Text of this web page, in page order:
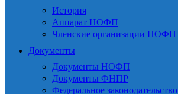
История
Аппарат НОФП
Членские организации НОФП
Документы
Документы НОФП
Документы ФНПР
Федеральное законодательство